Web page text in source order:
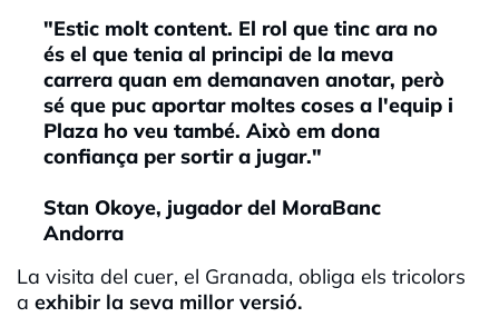
"Estic molt content. El rol que tinc ara no
és el que tenia al principi de la meva
carrera quan em demanaven anotar, però
sé que puc aportar moltes coses a l'equip i
Plaza ho veu també. Això em dona
confiança per sortir a jugar."
Stan Okoye, jugador del MoraBanc
Andorra
La visita del cuer, el Granada, obliga els tricolors
a exhibir la seva millor versió.